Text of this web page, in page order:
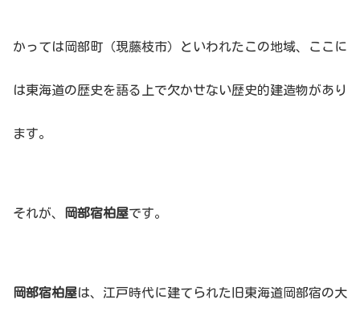
かっては岡部町（現藤枝市）といわれたこの地域、ここに
は東海道の歴史を語る上で欠かせない歴史的建造物があり
ます。
それが、 岡部宿柏屋です。
岡部宿柏屋は、江戸時代に建てられた旧東海道岡部宿の大